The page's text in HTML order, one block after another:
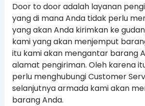
Door to door adalah layanan
yang di mana Anda tidak perlu
yang akan Anda kirimkan ke
kami yang akan menjemput
itu kami akan mengantar barang
alamat pengiriman. Oleh karena
perlu menghubungi Customer
selanjutnya armada kami akan
barang Anda.